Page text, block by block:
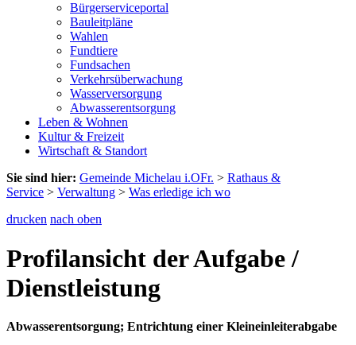
Bürgerserviceportal
Bauleitpläne
Wahlen
Fundtiere
Fundsachen
Verkehrsüberwachung
Wasserversorgung
Abwasserentsorgung
Leben & Wohnen
Kultur & Freizeit
Wirtschaft & Standort
Sie sind hier: Gemeinde Michelau i.OFr. > Rathaus &
Service > Verwaltung > Was erledige ich wo
drucken nach oben
Profilansicht der Aufgabe /
Dienstleistung
Abwasserentsorgung; Entrichtung einer Kleineinleiterabgabe